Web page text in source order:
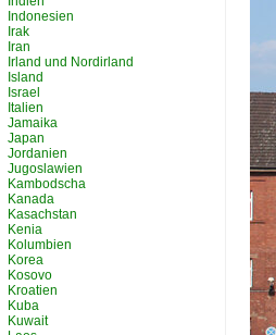
Indonesien
Irak
Iran
Irland und Nordirland
Island
Israel
Italien
Jamaika
Japan
Jordanien
Jugoslawien
Kambodscha
Kanada
Kasachstan
Kenia
Kolumbien
Korea
Kosovo
Kroatien
Kuba
Kuwait